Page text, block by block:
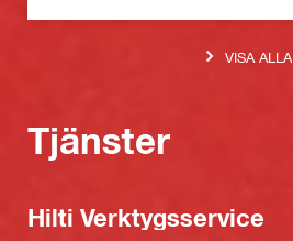
VISA ALLA
Tjänster
Hilti Verktygsservice